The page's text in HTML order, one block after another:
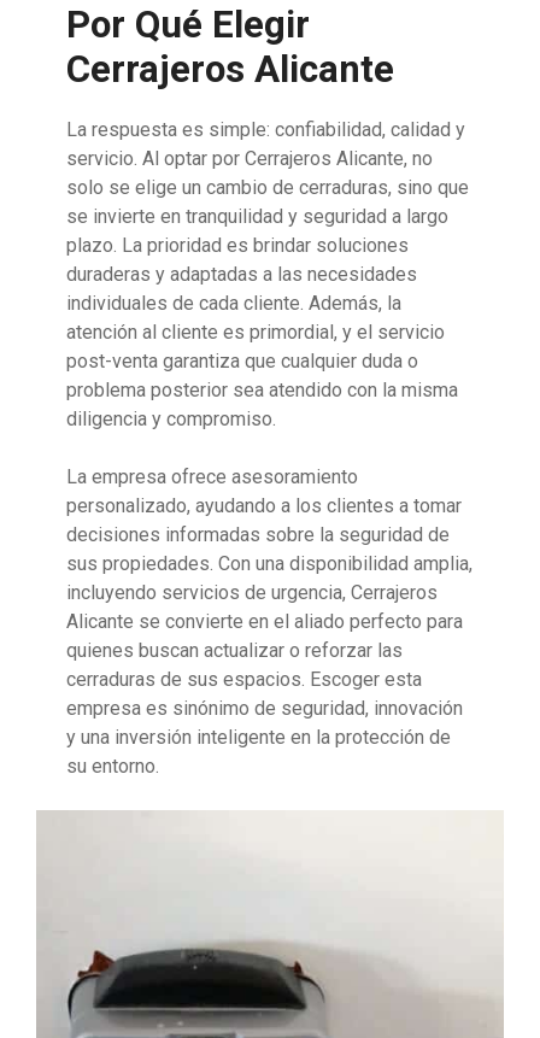
Por Qué Elegir
Cerrajeros Alicante
La respuesta es simple: confiabilidad, calidad y
servicio. Al optar por Cerrajeros Alicante, no
solo se elige un cambio de cerraduras, sino que
se invierte en tranquilidad y seguridad a largo
plazo. La prioridad es brindar soluciones
duraderas y adaptadas a las necesidades
individuales de cada cliente. Además, la
atención al cliente es primordial, y el servicio
post-venta garantiza que cualquier duda o
problema posterior sea atendido con la misma
diligencia y compromiso.
La empresa ofrece asesoramiento
personalizado, ayudando a los clientes a tomar
decisiones informadas sobre la seguridad de
sus propiedades. Con una disponibilidad amplia,
incluyendo servicios de urgencia, Cerrajeros
Alicante se convierte en el aliado perfecto para
quienes buscan actualizar o reforzar las
cerraduras de sus espacios. Escoger esta
empresa es sinónimo de seguridad, innovación
y una inversión inteligente en la protección de
su entorno.